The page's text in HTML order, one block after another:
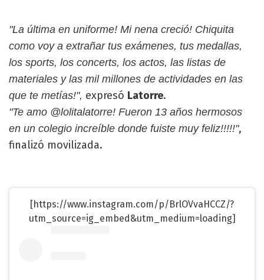
"La última en uniforme! Mi nena creció! Chiquita
como voy a extrañar tus exámenes, tus medallas,
los sports, los concerts, los actos, las listas de
materiales y las mil millones de actividades en las
que te metías!", expresó Latorre.
"Te amo @lolitalatorre! Fueron 13 años hermosos
en un colegio increíble donde fuiste muy feliz!!!!!",
finalizó movilizada.
[https://www.instagram.com/p/BrlOVvaHCCZ/?
utm_source=ig_embed&utm_medium=loading]